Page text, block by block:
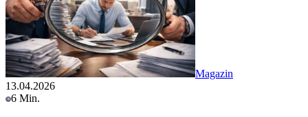
Magazin
13.04.2026
6 Min.